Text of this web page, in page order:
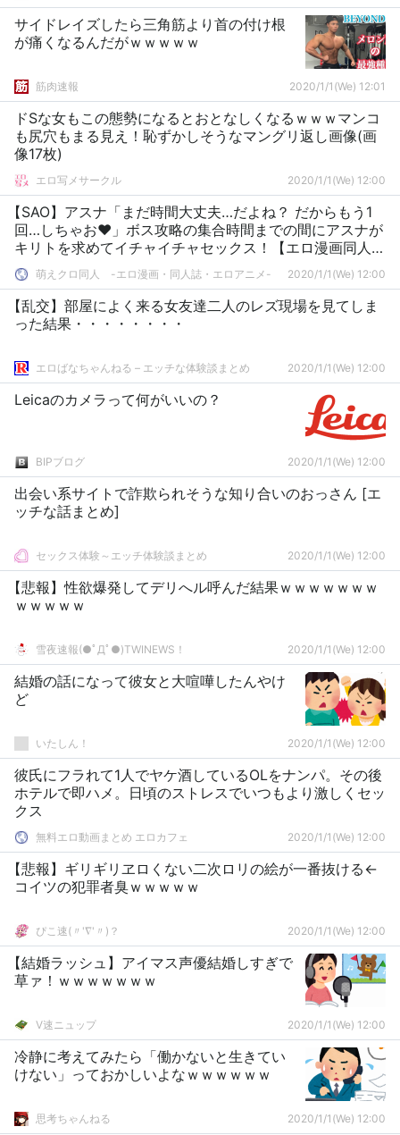
サイドレイズしたら三角筋より首の付け根
が痛くなるんだがｗｗｗｗｗ
筋肉速報 2020/1/1(We) 12:01
ドSな女もこの態勢になるとおとなしくなるｗｗｗマンコ
も尻穴もまる見え！恥ずかしそうなマングリ返し画像(画
像17枚)
エロ写メサークル 2020/1/1(We) 12:00
【SAO】アスナ「まだ時間大丈夫…だよね？ だからもう1
回…しちゃお♥」ボス攻略の集合時間までの間にアスナが
キリトを求めてイチャイチャセックス！【エロ漫画同人
誌：にゅーもふ】
萌えクロ同人 -エロ漫画・同人誌・エロアニメ- 2020/1/1(We) 12:00
【乱交】部屋によく来る女友達二人のレズ現場を見てしま
った結果・・・・・・・・
エロばなちゃんねる – エッチな体験談まとめ 2020/1/1(We) 12:00
Leicaのカメラって何がいいの？
BIPブログ 2020/1/1(We) 12:00
出会い系サイトで詐欺られそうな知り合いのおっさん [エ
ッチな話まとめ]
セックス体験～エッチ体験談まとめ 2020/1/1(We) 12:00
【悲報】性欲爆発してデリへル呼んだ結果ｗｗｗｗｗｗｗ
ｗｗｗｗｗ
雪夜速報(●ﾟДﾟ●)TWINEWS！ 2020/1/1(We) 12:00
結婚の話になって彼女と大喧嘩したんやけ
ど
いたしん！ 2020/1/1(We) 12:00
彼氏にフラれて1人でヤケ酒しているOLをナンパ。その後
ホテルで即ハメ。日頃のストレスでいつもより激しくセッ
クス
無料エロ動画まとめ エロカフェ 2020/1/1(We) 12:00
【悲報】ギリギリヱロくない二次ロリの絵が一番抜ける←
コイツの犯罪者臭ｗｗｗｗｗ
ぴこ速(〃'∇'〃)？ 2020/1/1(We) 12:00
【結婚ラッシュ】アイマス声優結婚しすぎで
草ァ！ｗｗｗｗｗｗｗ
V速ニュップ 2020/1/1(We) 12:00
冷静に考えてみたら「働かないと生きてい
けない」っておかしいよなｗｗｗｗｗｗ
思考ちゃんねる 2020/1/1(We) 12:00